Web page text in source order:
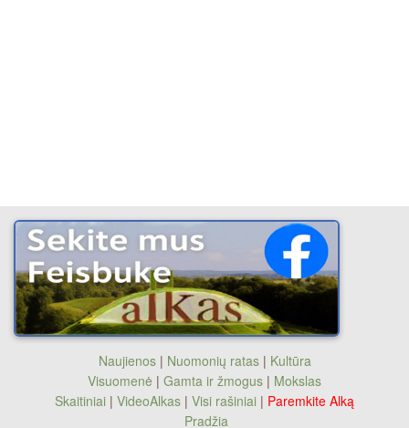
Naujienos| Nuomonių ratas| Kultūra
Visuomenė | Gamta ir žmogus | Mokslas
Skaitiniai | VideoAlkas | Visi rašiniai | Paremkite Alką
Pradžia